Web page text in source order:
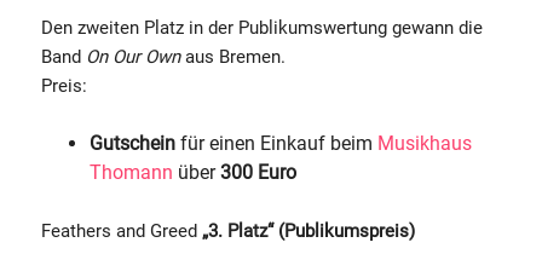
Den zweiten Platz in der Publikumswertung gewann die
Band On Our Ownaus Bremen.
Preis:
Gutschein für einen Einkauf beim Musikhaus
Thomann über300 Euro
Feathers and Greed „3. Platz“ (Publikumspreis)